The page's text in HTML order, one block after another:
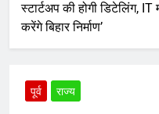
स्टार्टअप की होगी डिटेलिंग, IT
करेंगे बिहार निर्माण’
पूर्व राज्य